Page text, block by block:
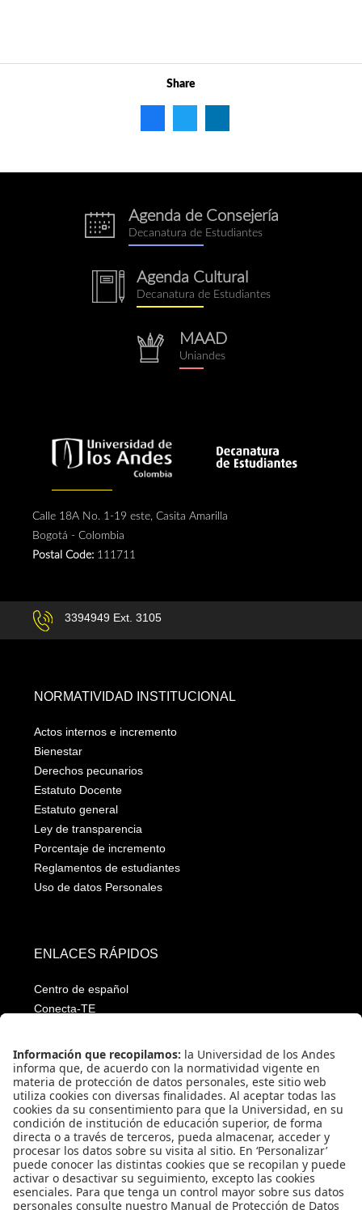
Share
eventos.png
Agenda de Consejería
Decanatura de Estudiantes
notebook.png
Agenda Cultural
Decanatura de Estudiantes
repositorio.png
MAAD
Uniandes
Calle 18A No. 1-19 este, Casita Amarilla
Bogotá - Colombia
Postal Code: 111711
3394949 Ext. 3105
NORMATIVIDAD INSTITUCIONAL
Actos internos e incremento
Bienestar
Derechos pecunarios
Estatuto Docente
Estatuto general
Ley de transparencia
Porcentaje de incremento
Reglamentos de estudiantes
Uso de datos Personales
ENLACES RÁPIDOS
Centro de español
Conecta-TE
Emergencias: Extensión 0000
Eventos destacados
Mapa del Sitio
Multimedia
Noticias
Preguntas frecuentes
Póliza estudiantil Uniandina